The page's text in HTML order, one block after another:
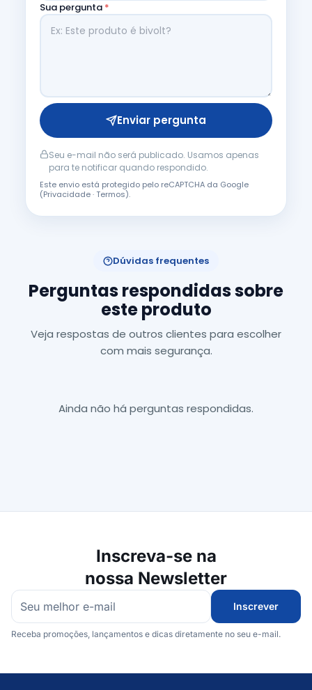
Sua pergunta *
Enviar pergunta
Seu e-mail não será publicado. Usamos apenas
para te notificar quando respondido.
Este envio está protegido pelo reCAPTCHA da Google
(Privacidade·Termos).
Dúvidas frequentes
Perguntas respondidas sobre
este produto
Veja respostas de outros clientes para escolher
com mais segurança.
Ainda não há perguntas respondidas.
Inscreva-se na
nossa Newsletter
Inscrever
Receba promoções, lançamentos e dicas diretamente no seu e-mail.